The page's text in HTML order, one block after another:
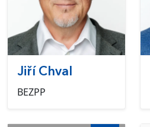
Jiří Chval
BEZPP